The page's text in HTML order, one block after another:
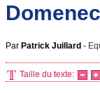
Par Patrick Juillard -
Taille du texte: